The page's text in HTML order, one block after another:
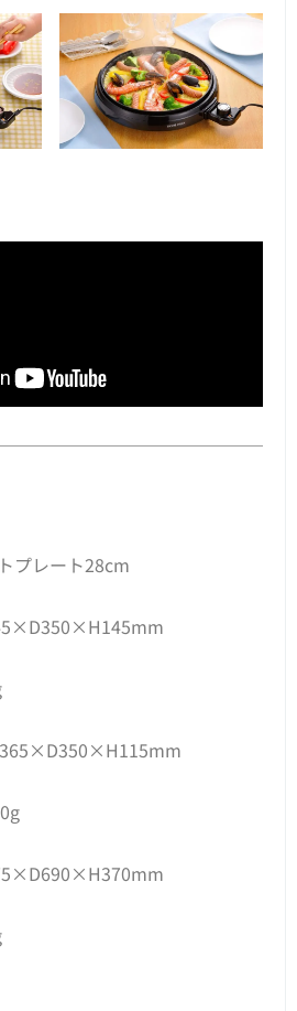
プレート28cm